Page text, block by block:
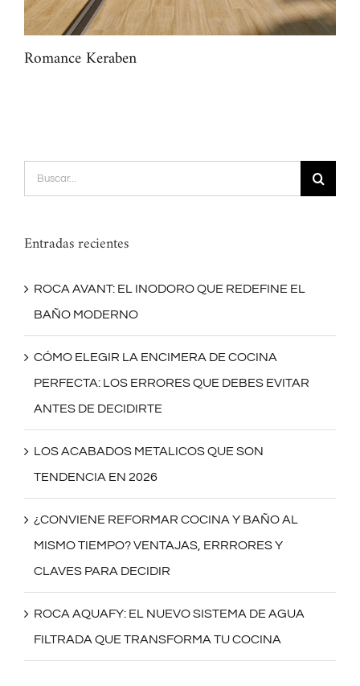
Romance Keraben
Buscar:
Entradas recientes
ROCA AVANT: EL INODORO QUE REDEFINE EL
BAÑO MODERNO
CÓMO ELEGIR LA ENCIMERA DE COCINA
PERFECTA: LOS ERRORES QUE DEBES EVITAR
ANTES DE DECIDIRTE
LOS ACABADOS METALICOS QUE SON
TENDENCIA EN 2026
¿CONVIENE REFORMAR COCINA Y BAÑO AL
MISMO TIEMPO? VENTAJAS, ERRRORES Y
CLAVES PARA DECIDIR
ROCA AQUAFY: EL NUEVO SISTEMA DE AGUA
FILTRADA QUE TRANSFORMA TU COCINA